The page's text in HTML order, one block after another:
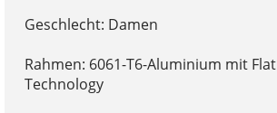
Geschlecht: Damen
Rahmen: 6061-T6-Aluminium mit
Technology